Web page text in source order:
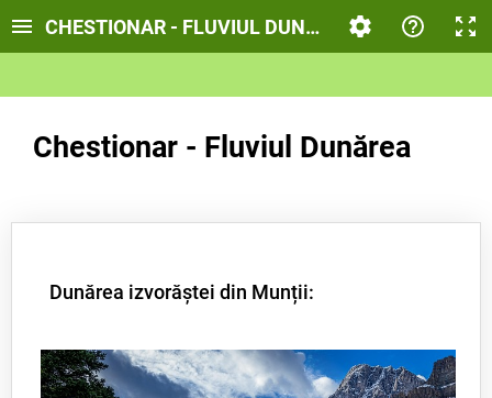
CHESTIONAR - FLUVIUL DUNĂREA
Chestionar - Fluviul Dunărea
Dunărea izvorăștei din Munții: